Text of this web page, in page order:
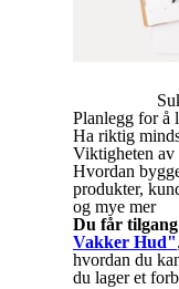
Planlegg for å
Ha riktig
Viktigheten av
Hvordan
produkter,
og mye mer
Du får
Vakker Hud"
hvordan du
du lager et